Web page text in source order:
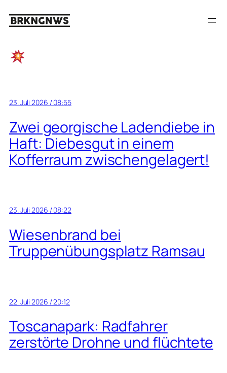
Inhalt
23. Juli 2026 / 08:55
Zwei georgische Ladendiebe in
Haft: Diebesgut in einem
Kofferraum zwischengelagert!
23. Juli 2026 / 08:22
Wiesenbrand bei
Truppenübungsplatz Ramsau
22. Juli 2026 / 20:12
Toscanapark: Radfahrer
zerstörte Drohne und flüchtete